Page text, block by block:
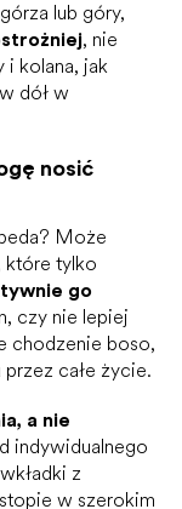
lub góry,
, nie
i kolana, jak
dół w
nosić
Może
które tylko
go
czy nie lepiej
chodzenie boso,
całe życie.
a nie
indywidualnego
z
w szerokim